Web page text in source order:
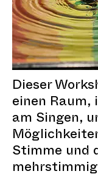
Dieser
einen Raum,
am Singen,
Stimme und
mehrstimmig